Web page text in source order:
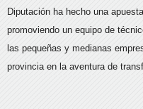
Diputación ha hecho una
promoviendo un equipo de
las pequeñas y medianas
provincia en la aventura de